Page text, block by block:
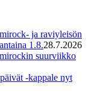
ja raviyleisön
1.8.28.7.2026
suurviikko
-kappale nyt